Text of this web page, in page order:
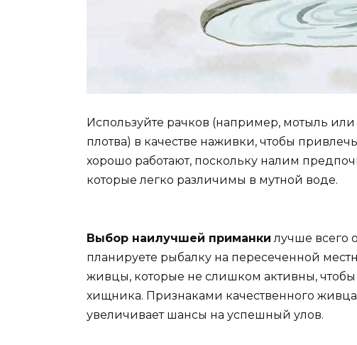
Используйте рачков (например, мотыль
плотва) в качестве наживки, чтобы
хорошо работают, поскольку налим
которые легко различимы в мутной воде.
Выбор наилучшей приманки лучше всего
планируете рыбалку на пересеченной
живцы, которые не слишком активны,
хищника. Признаками качественного живца
увеличивает шансы на успешный улов.